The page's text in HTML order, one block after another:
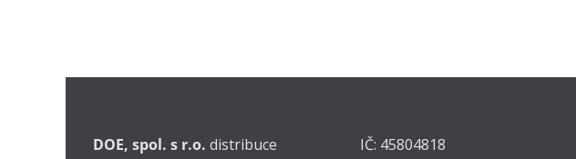
DOE, spol. s r.o. distribuce
IČ: 45804818